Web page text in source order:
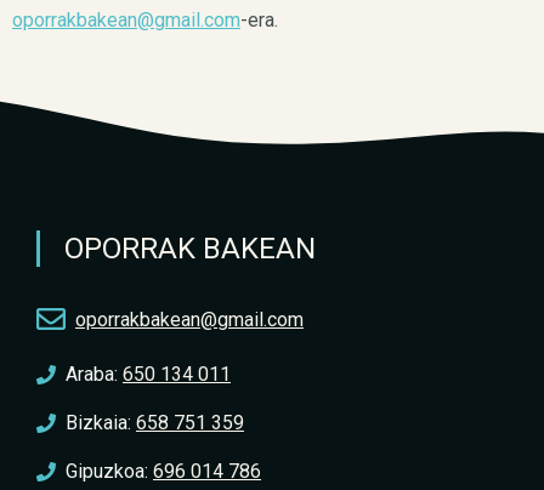
oporrakbakean@gmail.com-era.
OPORRAK BAKEAN
oporrakbakean@gmail.com
Araba: 650 134 011
Bizkaia: 658 751 359
Gipuzkoa: 696 014 786